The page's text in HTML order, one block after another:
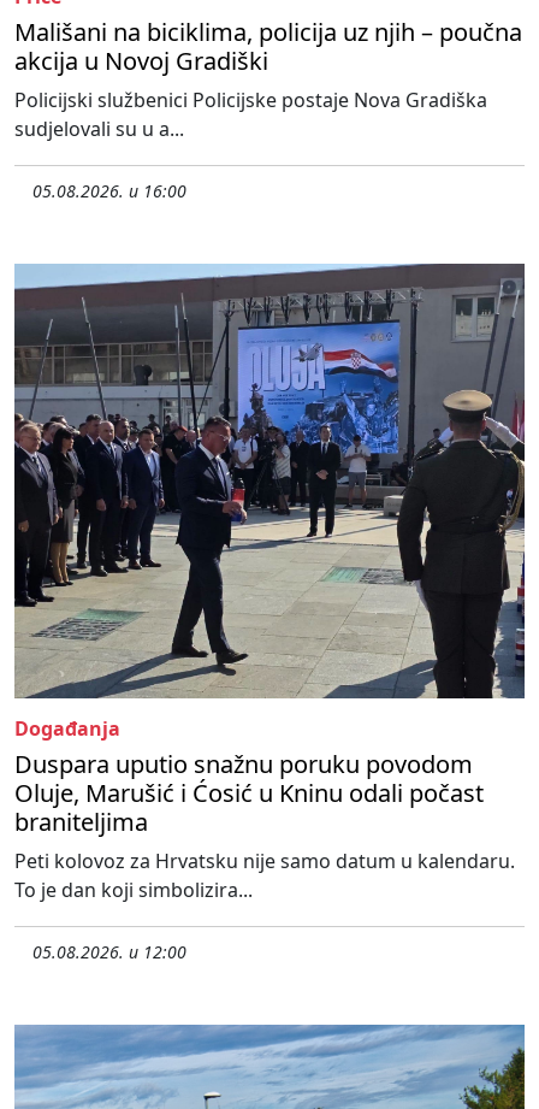
Mališani na biciklima, policija uz njih – poučna
akcija u Novoj Gradiški
Policijski službenici Policijske postaje Nova Gradiška
sudjelovali su u a...
05.08.2026. u 16:00
Događanja
Duspara uputio snažnu poruku povodom
Oluje, Marušić i Ćosić u Kninu odali počast
braniteljima
Peti kolovoz za Hrvatsku nije samo datum u kalendaru.
To je dan koji simbolizira...
05.08.2026. u 12:00